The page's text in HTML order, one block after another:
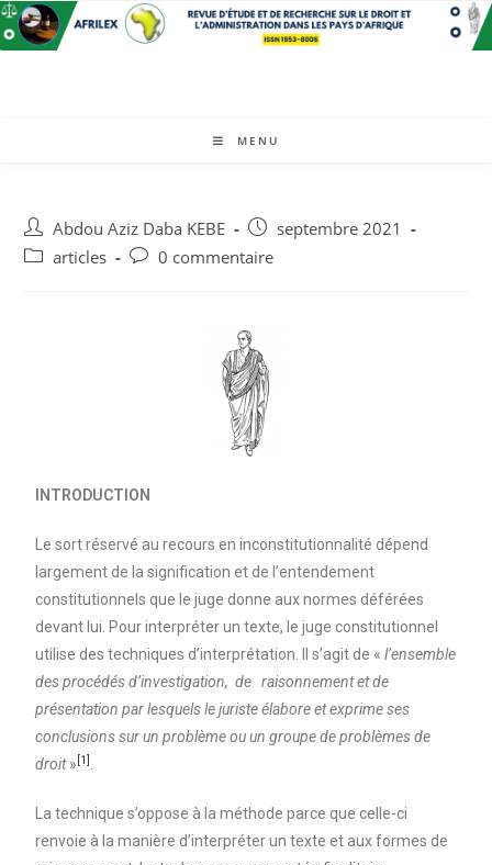
MENU
Abdou Aziz Daba KEBE
septembre 2021
articles
0 commentaire
INTRODUCTION
Le sort réservé au recours en inconstitutionnalité dépend
largement de la signification et de l’entendement
constitutionnels que le juge donne aux normes déférées
devant lui. Pour interpréter un texte, le juge constitutionnel
utilise des techniques d’interprétation. Il s’agit de «l’ensemble
des procédés d’investigation, de raisonnement et de
présentation par lesquels le juriste élabore et exprime ses
conclusions sur un problème ou un groupe de problèmes de
droit» [1]
La technique s’oppose à la méthode parce que celle-ci
renvoie à la manière d’interpréter un texte et aux formes de